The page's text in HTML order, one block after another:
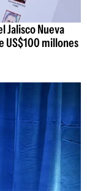
Jalisco Nueva
US$100 millones